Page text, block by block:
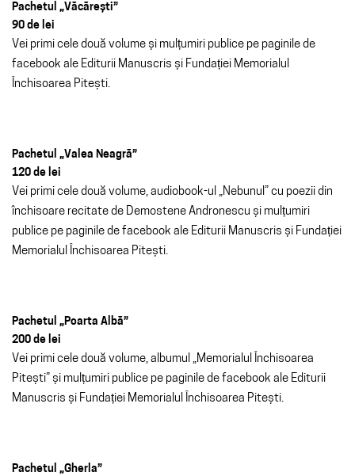
Pachetul „Văcărești”
90 de lei
Vei primi cele două volume și mulțumiri publice pe paginile de
facebook ale Editurii Manuscris și Fundației Memorialul
Închisoarea Pitești.
Pachetul „Valea Neagră”
120 de lei
Vei primi cele două volume, audiobook-ul „Nebunul” cu poezii din
închisoare recitate de Demostene Andronescu și mulțumiri
publice pe paginile de facebook ale Editurii Manuscris și Fundației
Memorialul Închisoarea Pitești.
Pachetul „Poarta Albă”
200 de lei
Vei primi cele două volume, albumul „Memorialul Închisoarea
Pitești” și mulțumiri publice pe paginile de facebook ale Editurii
Manuscris și Fundației Memorialul Închisoarea Pitești.
Pachetul „Gherla”